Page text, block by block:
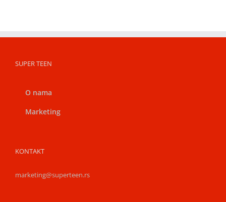
SUPER TEEN
O nama
Marketing
KONTAKT
marketing@superteen.rs